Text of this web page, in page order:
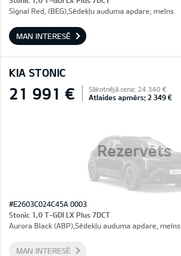
Signal Red, (BEG),Sēdekļu auduma apdare, melns
MAN INTERESĒ
KIA STONIC
Rezervēts
21 991 € Sākotnējā cena: 24 340 €
Atlaides apmērs: 2 349 €
#E2603C024C45A 0003
Stonic 1,0 T-GDI LX Plus 7DCT
Aurora Black (ABP),Sēdekļu auduma apdare, melns
MAN INTERESĒ